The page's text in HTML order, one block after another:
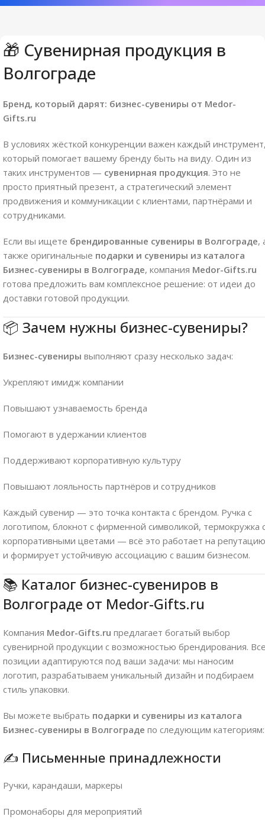
🎁 Сувенирная продукция в
Волгограде
Бренд, который дарят: бизнес-сувениры от Medor-
Gifts.ru
В условиях жёсткой конкуренции важен каждый
который помогает вашему бренду быть на виду. Один из
таких инструментов — сувенирная продукция. Это не
просто приятный презент, а стратегический элемент
продвижения и коммуникации с клиентами, партнёрами и
сотрудниками.
Если вы ищете брендированные сувениры в Волгограде,
также оригинальные подарки и сувениры из каталога
Бизнес-сувениры в Волгограде, компания Medor-Gifts.ru
готова предложить вам комплексное решение: от идеи до
доставки готовой продукции.
📦 Зачем нужны бизнес-сувениры?
Бизнес-сувениры выполняют сразу несколько задач:
Укрепляют имидж компании
Повышают узнаваемость бренда
Помогают в удержании клиентов
Поддерживают корпоративную культуру
Повышают лояльность партнёров и сотрудников
Каждый сувенир — это точка контакта с брендом. Ручка с
логотипом, блокнот с фирменной символикой, термокружка
корпоративными цветами — всё это работает на репутацию
и формирует устойчивую ассоциацию с вашим бизнесом.
📚 Каталог бизнес-сувениров в
Волгограде от Medor-Gifts.ru
Компания Medor-Gifts.ru предлагает богатый выбор
сувенирной продукции с возможностью брендирования.
позиции адаптируются под ваши задачи: мы наносим
логотип, разрабатываем уникальный дизайн и подбираем
стиль упаковки.
Вы можете выбрать подарки и сувениры из каталога
Бизнес-сувениры в Волгограде по следующим категориям:
✍️ Письменные принадлежности
Ручки, карандаши, маркеры
Промонаборы для мероприятий